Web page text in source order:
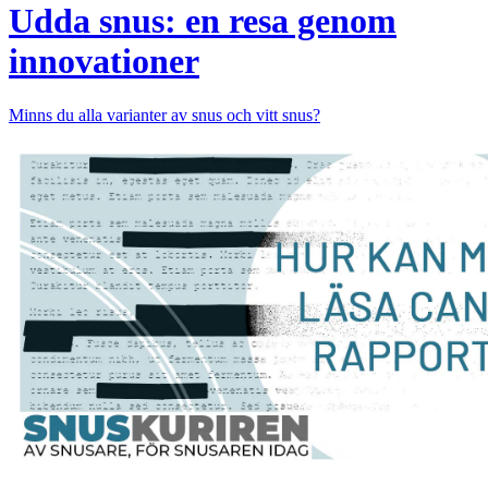
Udda snus: en resa genom
innovationer
Minns du alla varianter av snus och vitt snus?